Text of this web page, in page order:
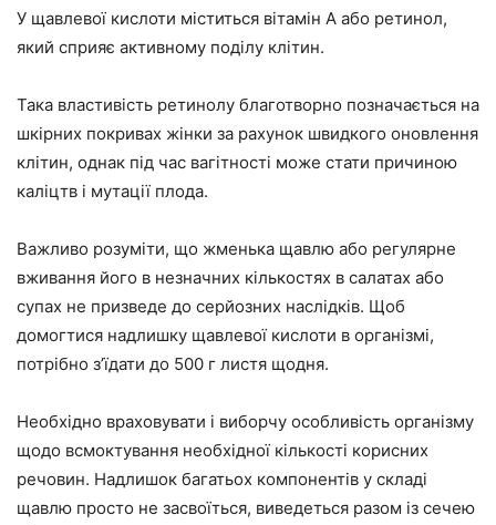
У щавлевої кислоти міститься вітамін А або ретинол,
який сприяє активному поділу клітин.
Така властивість ретинолу благотворно позначається на
шкірних покривах жінки за рахунок швидкого оновлення
клітин, однак під час вагітності може стати причиною
каліцтв і мутації плода.
Важливо розуміти, що жменька щавлю або регулярне
вживання його в незначних кількостях в салатах або
супах не призведе до серйозних наслідків. Щоб
домогтися надлишку щавлевої кислоти в організмі,
потрібно з’їдати до 500 г листя щодня.
Необхідно враховувати і виборчу особливість організму
щодо всмоктування необхідної кількості корисних
речовин. Надлишок багатьох компонентів у складі
щавлю просто не засвоїться, виведеться разом із сечею